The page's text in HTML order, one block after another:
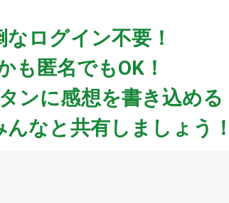
なログイン不要！
も匿名でもOK！
ンに感想を書き込める
んなと共有しましょう